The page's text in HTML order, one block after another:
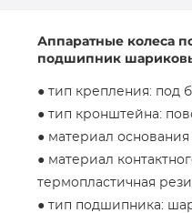
Аппаратные колеса
подшипник
● тип крепления: под
● тип кронштейна:
● материал
● материал
термопластичная
● тип подшипника: